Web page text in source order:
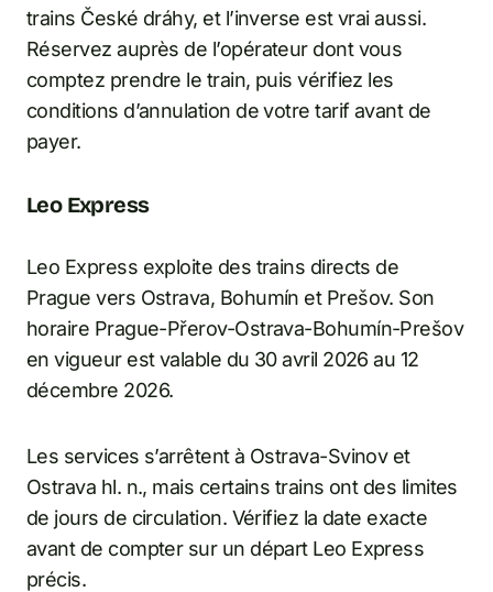
trains České dráhy, et l’inverse est vrai aussi.
Réservez auprès de l’opérateur dont vous
comptez prendre le train, puis vérifiez les
conditions d’annulation de votre tarif avant de
payer.
Leo Express
Leo Express exploite des trains directs de
Prague vers Ostrava, Bohumín et Prešov. Son
horaire Prague-Přerov-Ostrava-Bohumín-Prešov
en vigueur est valable du 30 avril 2026 au 12
décembre 2026.
Les services s’arrêtent à Ostrava-Svinov et
Ostrava hl. n., mais certains trains ont des limites
de jours de circulation. Vérifiez la date exacte
avant de compter sur un départ Leo Express
précis.